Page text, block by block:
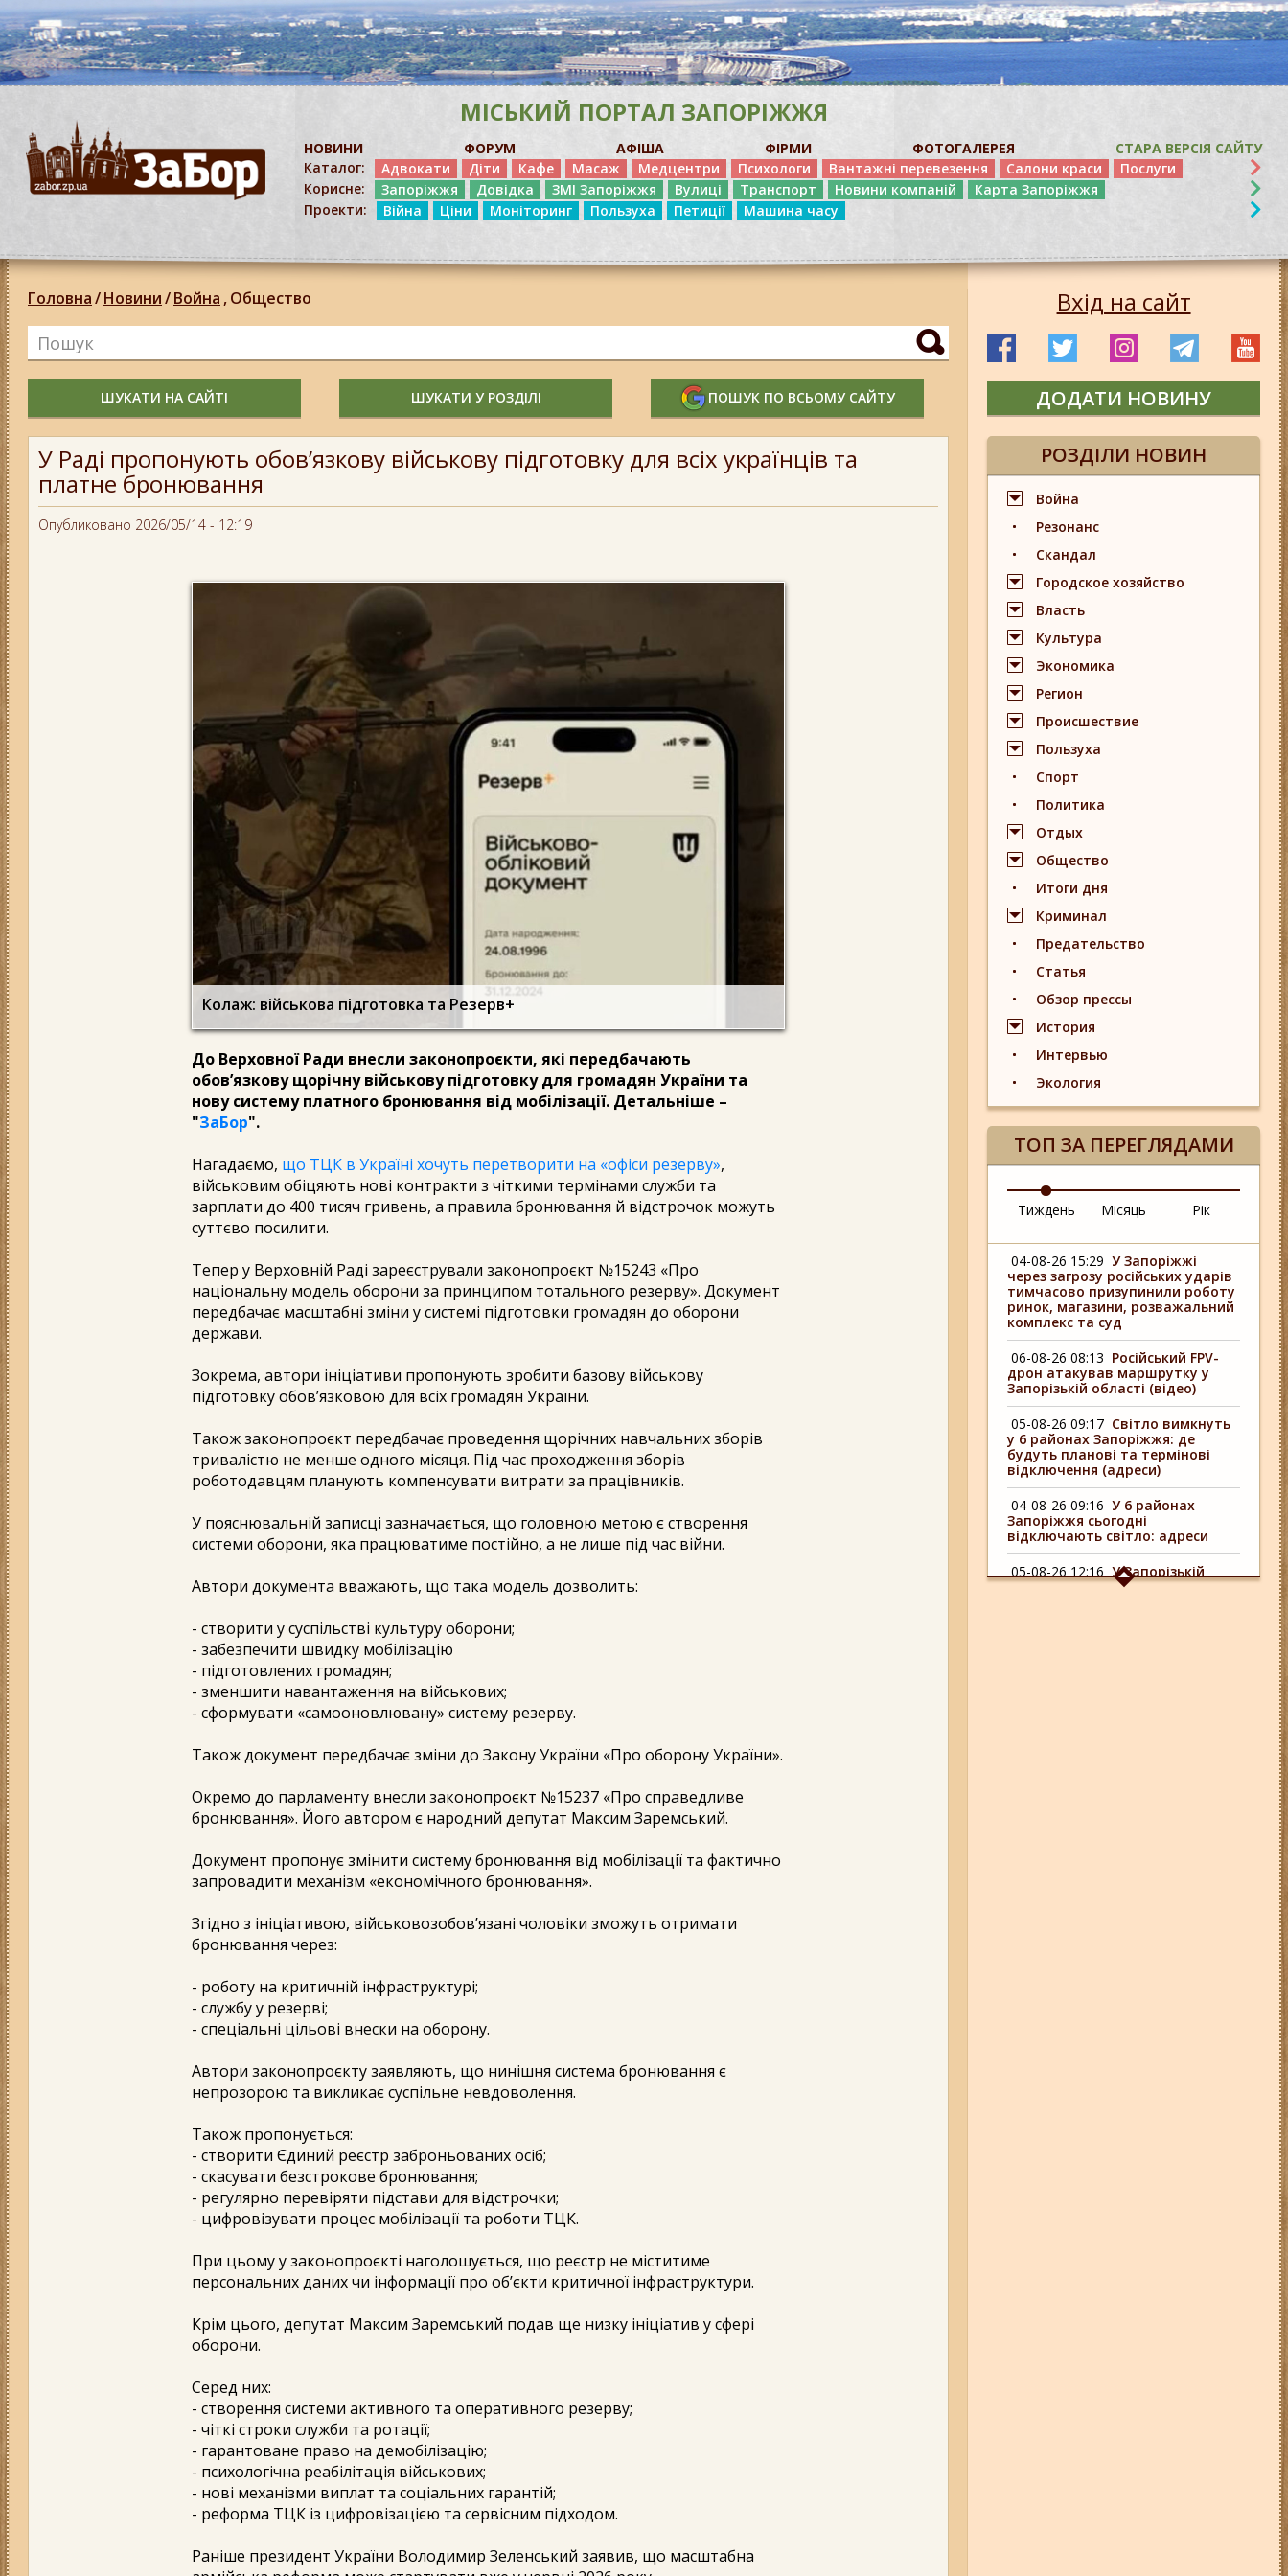
МІСЬКИЙ ПОРТАЛ ЗАПОРІЖЖЯ
НОВИНИ ФОРУМ АФІША ФІРМИ ФОТОГАЛЕРЕЯ
СТАРА ВЕРСІЯ САЙТУ
Каталог:
Адвокати Діти Кафе Масаж Медцентри Психологи Вантажні перевезення Салони краси
Послуги
Корисне:
Запоріжжя Довідка ЗМІ Запоріжжя Вулиці Транспорт Новини компаній
Карта Запоріжжя
Проекти:
Війна Ціни Моніторинг Пользуха Петиції Машина часу
Головна/Новини/Война ,Общество
ШУКАТИ НА САЙТІ ШУКАТИ У РОЗДІЛІ ПОШУК ПО ВСЬОМУ САЙТУ
У Раді пропонують обов’язкову військову підготовку для всіх українців та
платне бронювання
Опубликовано 2026/05/14 - 12:19
Колаж: військова підготовка та Резерв+
До Верховної Ради внесли законопроєкти, які передбачають
обов’язкову щорічну військову підготовку для громадян України та
нову систему платного бронювання від мобілізації. Детальніше –
"ЗаБор".
Нагадаємо, що ТЦК в Україні хочуть перетворити на «офіси резерву»,
військовим обіцяють нові контракти з чіткими термінами служби та
зарплати до 400 тисяч гривень, а правила бронювання й відстрочок можуть
суттєво посилити.
Тепер у Верховній Раді зареєстрували законопроєкт №15243 «Про
національну модель оборони за принципом тотального резерву». Документ
передбачає масштабні зміни у системі підготовки громадян до оборони
держави.
Зокрема, автори ініціативи пропонують зробити базову військову
підготовку обов’язковою для всіх громадян України.
Також законопроєкт передбачає проведення щорічних навчальних зборів
тривалістю не менше одного місяця. Під час проходження зборів
роботодавцям планують компенсувати витрати за працівників.
У пояснювальній записці зазначається, що головною метою є створення
системи оборони, яка працюватиме постійно, а не лише під час війни.
Автори документа вважають, що така модель дозволить:
- створити у суспільстві культуру оборони;
- забезпечити швидку мобілізацію
- підготовлених громадян;
- зменшити навантаження на військових;
- сформувати «самооновлювану» систему резерву.
Також документ передбачає зміни до Закону України «Про оборону України».
Окремо до парламенту внесли законопроєкт №15237 «Про справедливе
бронювання». Його автором є народний депутат Максим Заремський.
Документ пропонує змінити систему бронювання від мобілізації та фактично
запровадити механізм «економічного бронювання».
Згідно з ініціативою, військовозобов’язані чоловіки зможуть отримати
бронювання через:
- роботу на критичній інфраструктурі;
- службу у резерві;
- спеціальні цільові внески на оборону.
Автори законопроєкту заявляють, що нинішня система бронювання є
непрозорою та викликає суспільне невдоволення.
Також пропонується:
- створити Єдиний реєстр заброньованих осіб;
- скасувати безстрокове бронювання;
- регулярно перевіряти підстави для відстрочки;
- цифровізувати процес мобілізації та роботи ТЦК.
При цьому у законопроєкті наголошується, що реєстр не міститиме
персональних даних чи інформації про об’єкти критичної інфраструктури.
Крім цього, депутат Максим Заремський подав ще низку ініціатив у сфері
оборони.
Серед них:
- створення системи активного та оперативного резерву;
- чіткі строки служби та ротації;
- гарантоване право на демобілізацію;
- психологічна реабілітація військових;
- нові механізми виплат та соціальних гарантій;
- реформа ТЦК із цифровізацією та сервісним підходом.
Раніше президент України Володимир Зеленський заявив, що масштабна
Вхід на сайт
ДОДАТИ НОВИНУ
РОЗДІЛИ НОВИН
Война
Резонанс
Скандал
Городское хозяйство
Власть
Культура
Экономика
Регион
Происшествие
Пользуха
Спорт
Политика
Отдых
Общество
Итоги дня
Криминал
Предательство
Статья
Обзор прессы
История
Интервью
Экология
ТОП ЗА ПЕРЕГЛЯДАМИ
Тиждень Місяць Рік
04-08-26 15:29 У Запоріжжі
через загрозу російських ударів
тимчасово призупинили роботу
ринок, магазини, розважальний
комплекс та суд
06-08-26 08:13 Російський FPV-
дрон атакував маршрутку у
Запорізькій області (відео)
05-08-26 09:17 Світло вимкнуть
у 6 районах Запоріжжя: де
будуть планові та термінові
відключення (адреси)
04-08-26 09:16 У 6 районах
Запоріжжя сьогодні
відключають світло: адреси
05-08-26 12:16 У Запорізькій
області ресторан оштрафували